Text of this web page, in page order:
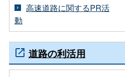
高速道路に関するPR活
動
道路の利活用